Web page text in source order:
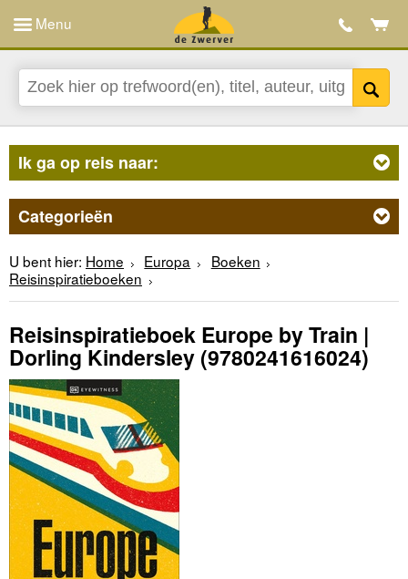
Menu
Ik ga op reis naar:
Categorieën
U bent hier: Home Europa
Boeken
Reisinspiratieboeken
Reisinspiratieboek Europe by Train |
Dorling Kindersley (9780241616024)